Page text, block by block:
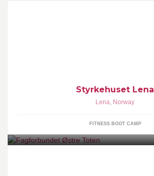
Styrkehuset Lena
Lena, Norway
FITNESS BOOT CAMP